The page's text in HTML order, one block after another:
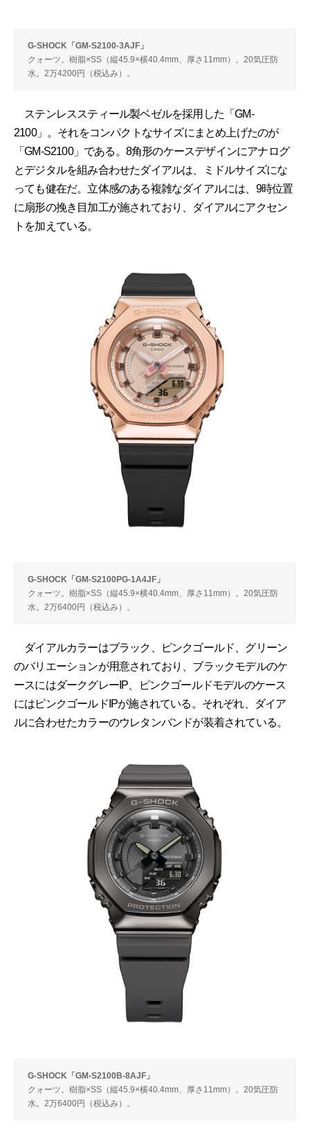
G-SHOCK「GM-S2100-3AJF」
クォーツ。樹脂×SS（縦45.9×横40.4mm、厚さ11mm）。20気圧防
水。2万4200円（税込み）。
ステンレススティール製ベゼルを採用した「GM-
2100」。それをコンパクトなサイズにまとめ上げたのが
「GM-S2100」である。8角形のケースデザインにアナログ
とデジタルを組み合わせたダイアルは、ミドルサイズにな
っても健在だ。立体感のある複雑なダイアルには、9時位置
に扇形の挽き目加工が施されており、ダイアルにアクセン
トを加えている。
G-SHOCK「GM-S2100PG-1A4JF」
クォーツ。樹脂×SS（縦45.9×横40.4mm、厚さ11mm）。20気圧防
水。2万6400円（税込み）。
ダイアルカラーはブラック、ピンクゴールド、グリーン
のバリエーションが用意されており、ブラックモデルのケ
ースにはダークグレーIP、ピンクゴールドモデルのケース
にはピンクゴールドIPが施されている。それぞれ、ダイア
ルに合わせたカラーのウレタンバンドが装着されている。
G-SHOCK「GM-S2100B-8AJF」
クォーツ。樹脂×SS（縦45.9×横40.4mm、厚さ11mm）。20気圧防
水。2万6400円（税込み）。